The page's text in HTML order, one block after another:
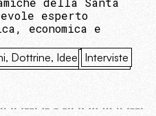
esperto
economica e
Dottrine, Idee Interviste